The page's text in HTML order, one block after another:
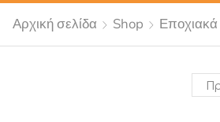
Αρχική σελίδα Shop Εποχιακά